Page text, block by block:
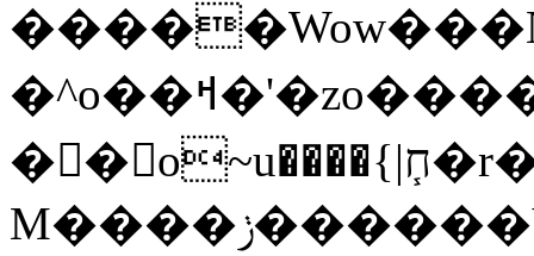
�^o��ߞ�'�zo�������xO��������7�.�o����������R�v'W���������Ey�q�1~���t�u��-
�� o~u����{|ח֧�r��6z��68�?���?
M����ݫ������Yb�O�v��D����ûw˯y��x7�����I_�/